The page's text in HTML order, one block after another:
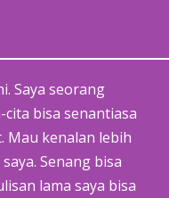
Saya seorang
bisa senantiasa
Mau kenalan lebih
Senang bisa
lama saya bisa